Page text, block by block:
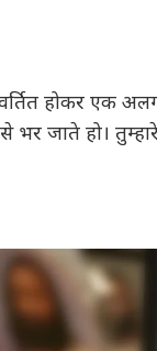
होकर एक
जाते हो। तुम्हारे